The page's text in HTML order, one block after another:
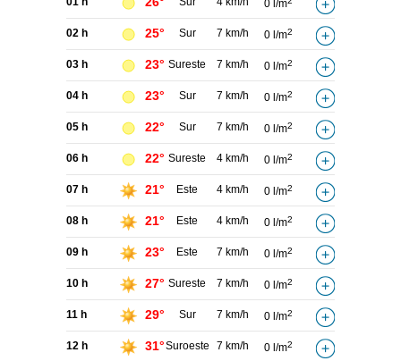
0 l/m
02 h 25° Sur 7 km/h 0 l/m2
03 h 23° Sureste 7 km/h 0 l/m2
04 h 23° Sur 7 km/h 0 l/m2
05 h 22° Sur 7 km/h 0 l/m2
06 h 22° Sureste 4 km/h 0 l/m2
07 h 21° Este 4 km/h 0 l/m2
08 h 21° Este 4 km/h 0 l/m2
09 h 23° Este 7 km/h 0 l/m2
10 h 27° Sureste 7 km/h 0 l/m2
11 h 29° Sur 7 km/h 0 l/m2
12 h 31°Suroeste 7 km/h 0 l/m2